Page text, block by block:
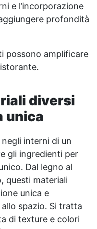
e l’incorporazione
profondità
possono amplificare
diversi
unica
interni di un
gli ingredienti per
Dal legno al
questi materiali
unica e
spazio. Si tratta
di texture e colori